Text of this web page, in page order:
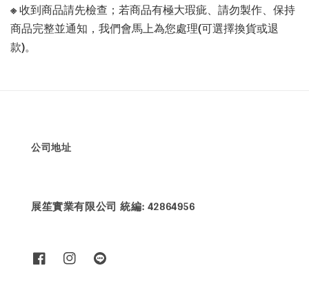
※ 收到商品請先檢查；若商品有極大瑕疵、請勿製作、保持
商品完整並通知，我們會馬上為您處理(可選擇換貨或退
款)。
公司地址
展笙實業有限公司 統編: 42864956